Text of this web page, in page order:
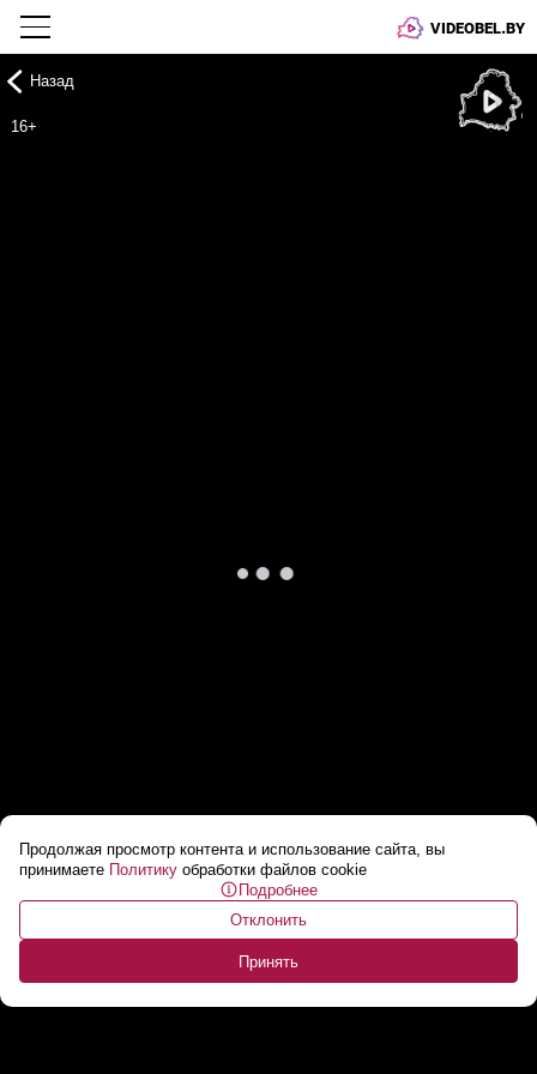
VIDEOBEL.BY
Продолжая просмотр контента и использование сайта, вы
принимаете Политику обработки файлов cookie
Подробнее
Отклонить
Принять
Назад
16+
Когда увидела съемочную площадку шоу
«Герои»...